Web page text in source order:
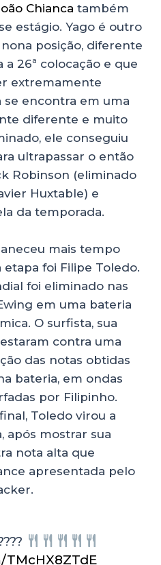
Chianca também
estágio. Yago é outro
posição, diferente
26ª colocação e que
extremamente
se encontra em uma
diferente e muito
ele conseguiu
ultrapassar o então
Robinson (eliminado
Huxtable) e
da temporada.
mais tempo
foi Filipe Toledo.
foi eliminado nas
em uma bateria
O surfista, sua
contra uma
das notas obtidas
bateria, em ondas
por Filipinho.
Toledo virou a
após mostrar sua
nota alta que
apresentada pelo